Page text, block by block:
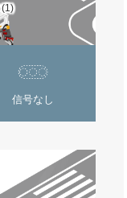
(1)
信号なし